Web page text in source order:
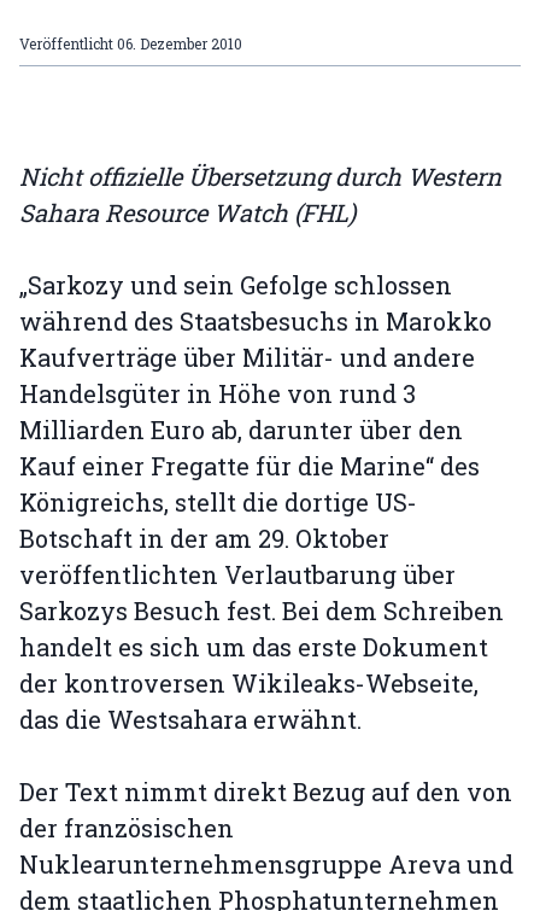
Veröffentlicht06. Dezember 2010
Nicht offizielle Übersetzung durch Western
Sahara Resource Watch (FHL)
„Sarkozy und sein Gefolge schlossen
während des Staatsbesuchs in Marokko
Kaufverträge über Militär- und andere
Handelsgüter in Höhe von rund 3
Milliarden Euro ab, darunter über den
Kauf einer Fregatte für die Marine“ des
Königreichs, stellt die dortige US-
Botschaft in der am 29. Oktober
veröffentlichten Verlautbarung über
Sarkozys Besuch fest. Bei dem Schreiben
handelt es sich um das erste Dokument
der kontroversen Wikileaks-Webseite,
das die Westsahara erwähnt.
Der Text nimmt direkt Bezug auf den von
der französischen
Nuklearunternehmensgruppe Areva und
dem staatlichen Phosphatunternehmen